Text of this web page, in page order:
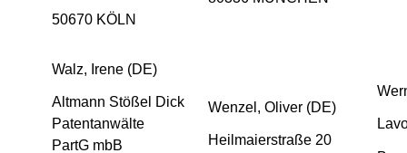
50670 KÖLN
Walz, Irene (DE)
Altmann Stößel Dick
Patentanwälte
PartG mbB
Wenzel, Oliver (DE)
Heilmaierstraße 20